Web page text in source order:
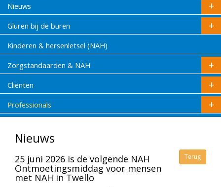
Nieuws
Gluren bij de buren
Kinderen & hersenletsel (NAH)
Zorgstandaarden & NAH
Cliënten
Professionals
Nieuws
Terug
25 juni 2026 is de volgende NAH
Ontmoetingsmiddag voor mensen
met NAH in Twello